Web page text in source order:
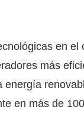
en
más
energía
en más de